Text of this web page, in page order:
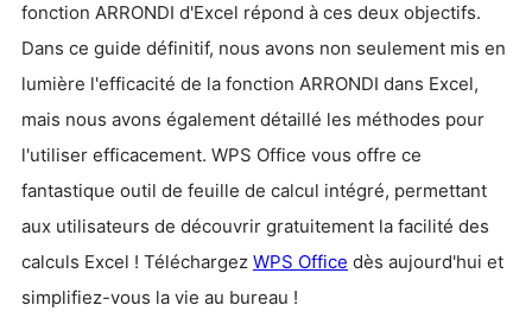
fonction ARRONDI d'Excel répond à ces deux objectifs.
Dans ce guide définitif, nous avons non seulement mis en
lumière l'efficacité de la fonction ARRONDI dans Excel,
mais nous avons également détaillé les méthodes pour
l'utiliser efficacement. WPS Office vous offre ce
fantastique outil de feuille de calcul intégré, permettant
aux utilisateurs de découvrir gratuitement la facilité des
calculs Excel ! Téléchargez WPS Office dès aujourd'hui et
simplifiez-vous la vie au bureau !